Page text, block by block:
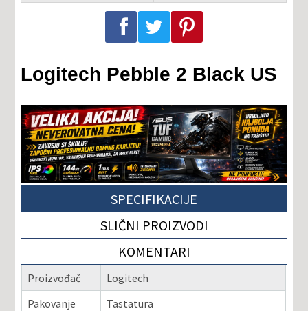
Podeli na Facebook-u Podeli na Twitter-u Podeli na Pinterest-u
Logitech Pebble 2 Black US
SPECIFIKACIJE
SLIČNI PROIZVODI
KOMENTARI
Proizvođač
Logitech
Pakovanje
Tastatura